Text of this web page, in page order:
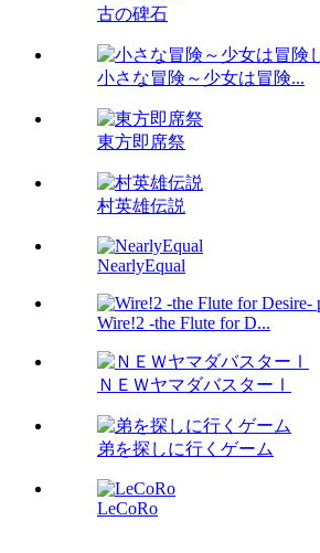
古の碑石
小さな冒険～少女は冒険...
東方即席祭
村英雄伝説
NearlyEqual
Wire!2 -the Flute for D...
ＮＥＷヤマダバスターⅠ
弟を探しに行くゲーム
LeCoRo